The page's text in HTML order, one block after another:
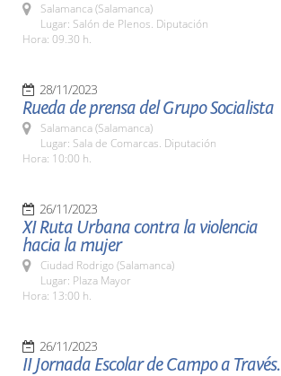
Salamanca (Salamanca)
Lugar: Salón de Plenos. Diputación
Hora: 09.30 h.
28/11/2023
Rueda de prensa del Grupo Socialista
Salamanca (Salamanca)
Lugar: Sala de Comarcas. Diputación
Hora: 10:00 h.
26/11/2023
XI Ruta Urbana contra la violencia
hacia la mujer
Ciudad Rodrigo (Salamanca)
Lugar: Plaza Mayor
Hora: 13:00 h.
26/11/2023
II Jornada Escolar de Campo a Través.